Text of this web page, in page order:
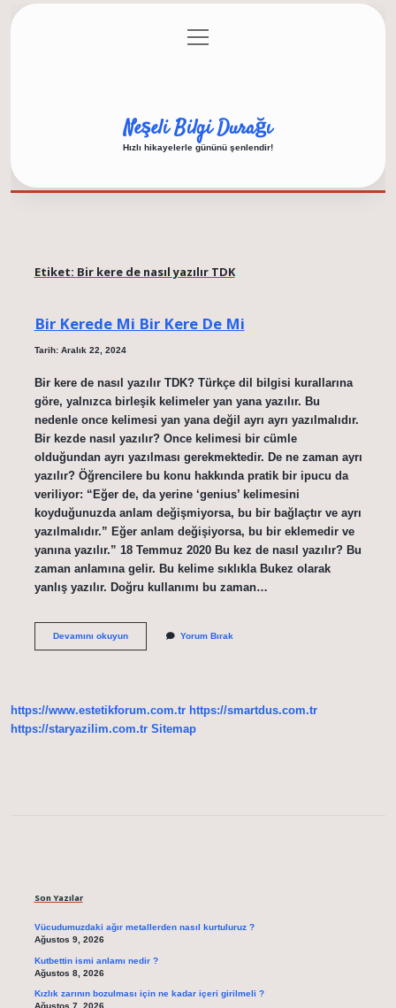
Gizlilik Politikası
menüyü
aç
Neşeli Bilgi Durağı
Hızlı hikayelerle gününü şenlendir!
Etiket: Bir kere de nasıl yazılır TDK
Bir Kerede Mi Bir Kere De Mi
Tarih: Aralık 22, 2024
Bir kere de nasıl yazılır TDK? Türkçe dil bilgisi kurallarına
göre, yalnızca birleşik kelimeler yan yana yazılır. Bu
nedenle once kelimesi yan yana değil ayrı ayrı yazılmalıdır.
Bir kezde nasıl yazılır? Once kelimesi bir cümle
olduğundan ayrı yazılması gerekmektedir. De ne zaman ayrı
yazılır? Öğrencilere bu konu hakkında pratik bir ipucu da
veriliyor: “Eğer de, da yerine ‘genius’ kelimesini
koyduğunuzda anlam değişmiyorsa, bu bir bağlaçtır ve ayrı
yazılmalıdır.” Eğer anlam değişiyorsa, bu bir eklemedir ve
yanına yazılır.” 18 Temmuz 2020 Bu kez de nasıl yazılır? Bu
zaman anlamına gelir. Bu kelime sıklıkla Bukez olarak
yanlış yazılır. Doğru kullanımı bu zaman…
Devamını okuyunBir
Mi
Yorum Bırak
https://www.estetikforum.com.tr https://smartdus.com.tr
https://staryazilim.com.tr Sitemap
Son Yazılar
Vücudumuzdaki ağır metallerden nasıl kurtuluruz ?
Ağustos 9, 2026
Kutbettin ismi anlamı nedir ?
Ağustos 8, 2026
Kızlık zarının bozulması için ne kadar içeri girilmeli ?